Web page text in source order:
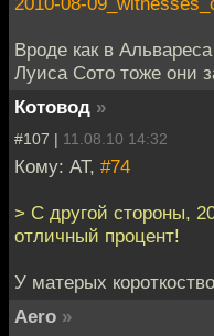
Вроде как в
Луиса Сото тоже они
Котовод »
#107 | 11.08.10 14:32
Кому: AT, #74
> С другой стороны,
отличный процент!
У матерых
Aero »